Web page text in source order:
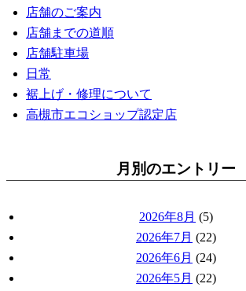
店舗のご案内
店舗までの道順
店舗駐車場
日常
裾上げ・修理について
高槻市エコショップ認定店
月別のエントリー
2026年8月 (5)
2026年7月 (22)
2026年6月 (24)
2026年5月 (22)